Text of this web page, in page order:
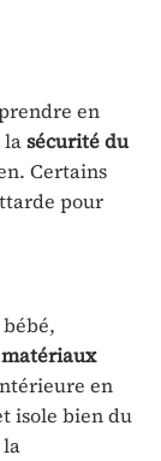
en
lasécurité du
Certains
pour
matériaux
en
isole bien du